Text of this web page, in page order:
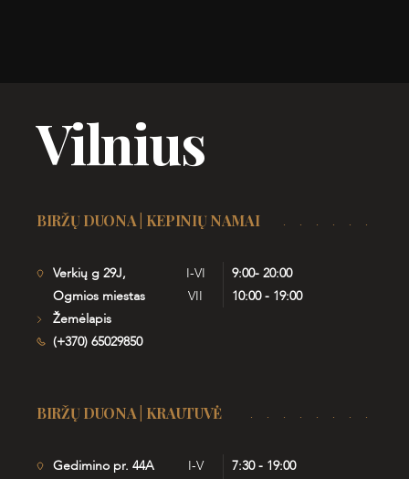
Vilnius
BIRŽŲ DUONA | KEPINIŲ NAMAI
Verkių g 29J,
Ogmios miestas
Žemėlapis
(+370) 65029850
I-VI
9:00- 20:00
VII
10:00 - 19:00
BIRŽŲ DUONA | KRAUTUVĖ
Gedimino pr. 44A
I-V
7:30 - 19:00